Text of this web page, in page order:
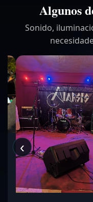
Algunos
Sonido,
‹